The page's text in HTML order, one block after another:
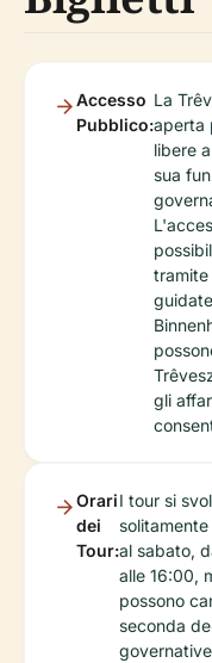
Accesso
Pubblico:
La
aperta
libere
sua
gli
Orari
dei
Tour:
I tour si
al sabato,
alle 16:00,
possono
seconda